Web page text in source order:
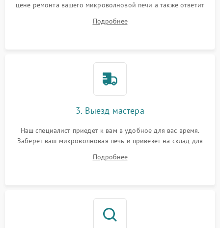
цене ремонта вашего микроволновой печи а также ответит
Подробнее
3. Выезд мастера
Наш специалист приедет к вам в удобное для вас время.
Заберет ваш микроволновая печь и привезет на склад для
Подробнее